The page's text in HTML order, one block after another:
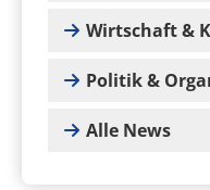
Wirtschaft &
Politik &
Alle News